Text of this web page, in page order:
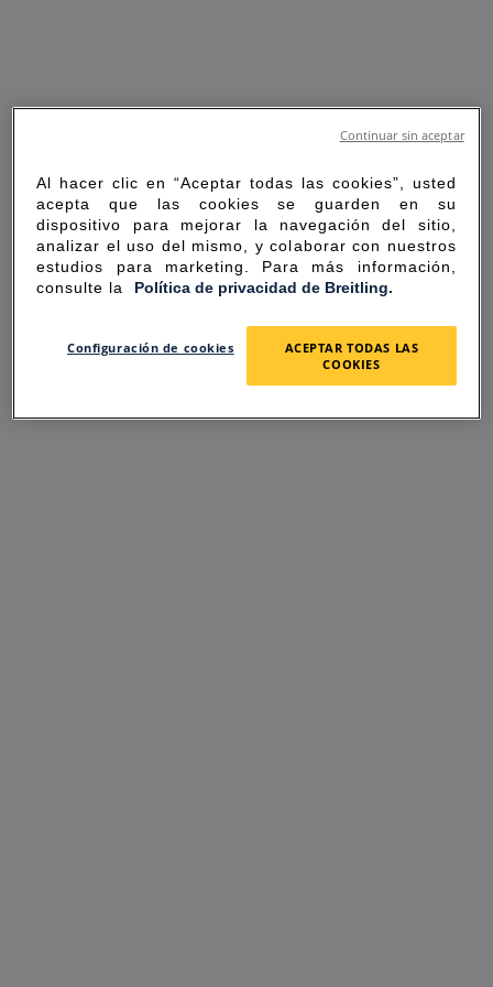
SORRY FOR THE
INCONVENIENCE
Al hacer clic en “Aceptar todas las cookies”, usted
acepta que las cookies se guarden en su
dispositivo para mejorar la navegación del sitio,
analizar el uso del mismo, y colaborar con nuestros
estudios para marketing. Para más información,
consulte la Política de privacidad de Breitling.
Configuración de cookies
ACEPTAR TODAS LAS
COOKIES
Continuar sin aceptar